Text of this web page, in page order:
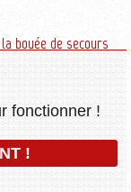
la bouée de secours
fonctionner !
!